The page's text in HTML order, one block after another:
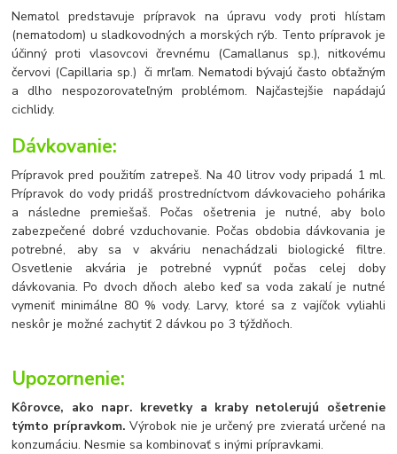
Nematol predstavuje prípravok na úpravu vody proti hlístam
(nematodom) u sladkovodných a morských rýb. Tento prípravok je
účinný proti vlasovcovi črevnému (Camallanus sp.), nitkovému
červovi (Capillaria sp.) či mrľam. Nematodi bývajú často obťažným
a dlho nespozorovateľným problémom. Najčastejšie napádajú
cichlidy.
Dávkovanie:
Prípravok pred použitím zatrepeš. Na 40 litrov vody pripadá 1 ml.
Prípravok do vody pridáš prostredníctvom dávkovacieho pohárika
a následne premiešaš. Počas ošetrenia je nutné, aby bolo
zabezpečené dobré vzduchovanie. Počas obdobia dávkovania je
potrebné, aby sa v akváriu nenachádzali biologické filtre.
Osvetlenie akvária je potrebné vypnúť počas celej doby
dávkovania. Po dvoch dňoch alebo keď sa voda zakalí je nutné
vymeniť minimálne 80 % vody. Larvy, ktoré sa z vajíčok vyliahli
neskôr je možné zachytiť 2 dávkou po 3 týždňoch.
Upozornenie:
Kôrovce, ako napr. krevetky a kraby netolerujú ošetrenie
týmto prípravkom.Výrobok nie je určený pre zvieratá určené na
konzumáciu. Nesmie sa kombinovať s inými prípravkami.